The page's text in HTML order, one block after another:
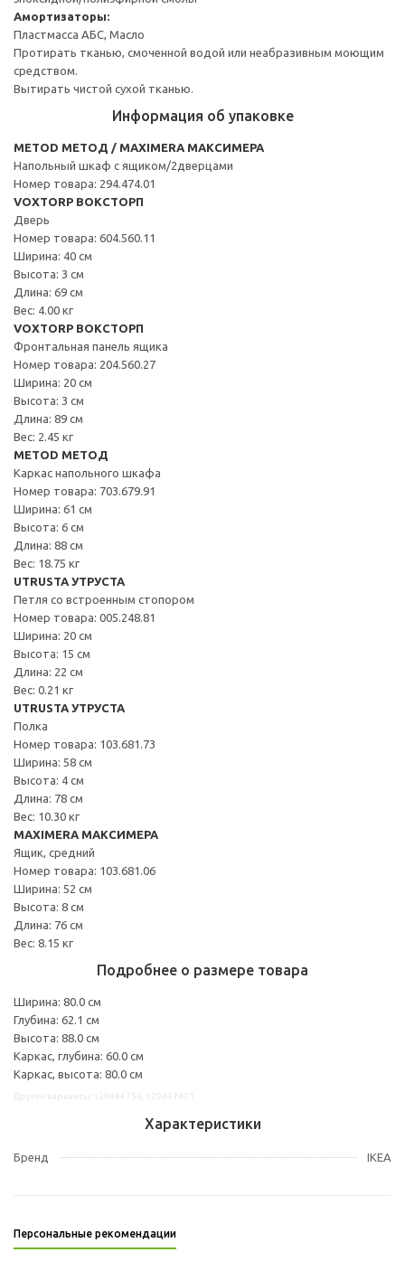
Амортизаторы:
Пластмасса АБС, Масло
Протирать тканью, смоченной водой или неабразивным моющим
средством.
Вытирать чистой сухой тканью.
Информация об упаковке
METOD МЕТОД / MAXIMERA МАКСИМЕРА
Напольный шкаф с ящиком/2дверцами
Номер товара: 294.474.01
VOXTORP ВОКСТОРП
Дверь
Номер товара: 604.560.11
Ширина: 40 см
Высота: 3 см
Длина: 69 см
Вес: 4.00 кг
VOXTORP ВОКСТОРП
Фронтальная панель ящика
Номер товара: 204.560.27
Ширина: 20 см
Высота: 3 см
Длина: 89 см
Вес: 2.45 кг
METOD МЕТОД
Каркас напольного шкафа
Номер товара: 703.679.91
Ширина: 61 см
Высота: 6 см
Длина: 88 см
Вес: 18.75 кг
UTRUSTA УТРУСТА
Петля со встроенным стопором
Номер товара: 005.248.81
Ширина: 20 см
Высота: 15 см
Длина: 22 см
Вес: 0.21 кг
UTRUSTA УТРУСТА
Полка
Номер товара: 103.681.73
Ширина: 58 см
Высота: 4 см
Длина: 78 см
Вес: 10.30 кг
MAXIMERA МАКСИМЕРА
Ящик, средний
Номер товара: 103.681.06
Ширина: 52 см
Высота: 8 см
Длина: 76 см
Вес: 8.15 кг
Подробнее о размере товара
Ширина: 80.0 см
Глубина: 62.1 см
Высота: 88.0 см
Каркас, глубина: 60.0 см
Каркас, высота: 80.0 см
Характеристики
Бренд IKEA
Персональные рекомендации